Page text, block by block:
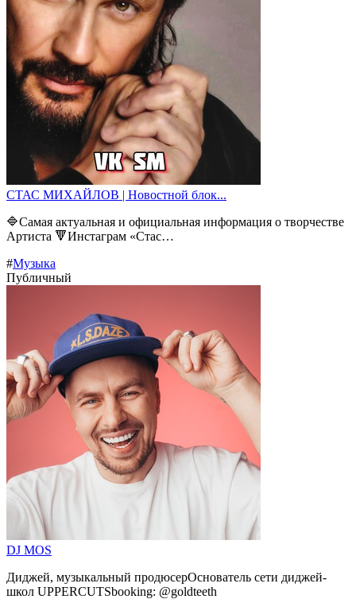
СТАС МИХАЙЛОВ | Новостной блок...
🔷Самая актуальная и официальная информация о творчестве
Артиста 🔻Инстаграм «Стас…
#Музыка
Публичный
DJ MOS
Диджей, музыкальный продюсерОснователь сети диджей-
школ UPPERCUTSbooking: @goldteeth